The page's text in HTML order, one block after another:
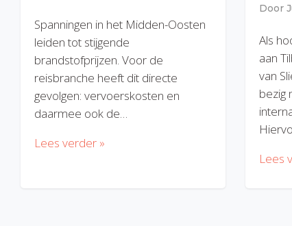
Spanningen in het Midden-Oosten
leiden tot stijgende
brandstofprijzen. Voor de
reisbranche heeft dit directe
gevolgen: vervoerskosten en
daarmee ook de…
Lees verder »
Door
Als
aan
van
bezig
Lees